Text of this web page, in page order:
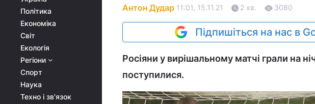
Політика
Економіка
Світ
Екологія
Регіони
Спорт
Наука
Техно і зв'язок
Антон Дудар 11:01, 15.11.21 2 хв. 3080
Підпишіться на нас в
Росіяни у вирішальному матчі грали на
поступилися.